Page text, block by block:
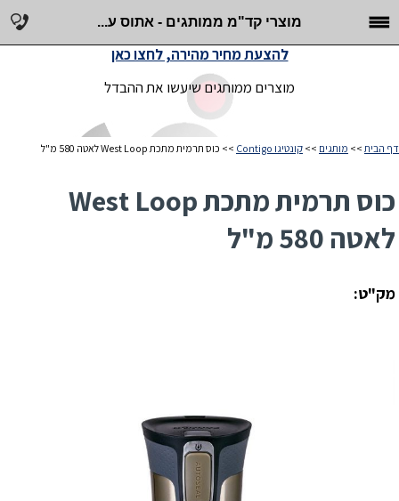
מוצרי קד"מ ממותגים - אתוס ע...
מוצרים ממותגים שיעשו את ההבדל
להצעת מחיר מהירה, לחצו כאן
דף הבית >> מותגים >> קונטיגו Contigo >> כוס תרמית מתכת West Loop לאטה 580 מ"ל
כוס תרמית מתכת West Loop
לאטה 580 מ"ל
מק"ט: